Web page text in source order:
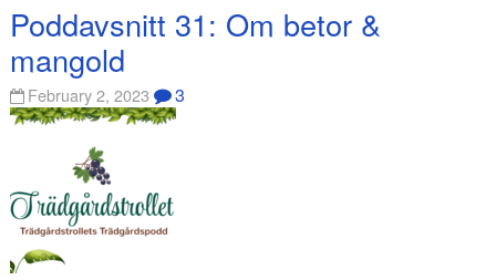
Poddavsnitt 31: Om betor &
mangold
February 2, 2023 3